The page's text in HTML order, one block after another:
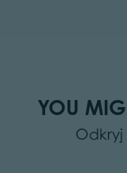
YOU